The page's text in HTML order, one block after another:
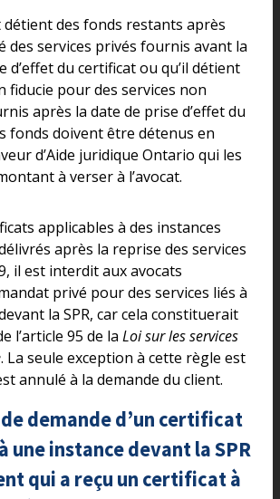
détient des fonds restants après
des services privés fournis avant la
d’effet du certificat ou qu’il détient
fiducie pour des services non
après la date de prise d’effet du
fonds doivent être détenus en
d’Aide juridique Ontario qui les
à verser à l’avocat.
applicables à des instances
après la reprise des services
il est interdit aux avocats
privé pour des services liés à
la SPR, car cela constituerait
l’article 95 de la Loi sur les services
. La seule exception à cette règle est
annulé à la demande du client.
demande d’un certificat
une instance devant la SPR
qui a reçu un certificat à